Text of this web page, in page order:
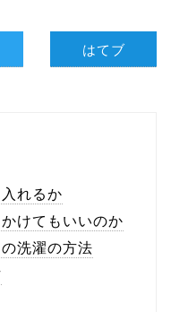
はてブ
れるか
けてもいいのか
洗濯の方法